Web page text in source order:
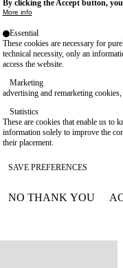
By clicking the Accept button,
More info
Essential
These cookies are necessary for
technical necessity, only an
access the website.
Marketing
advertising and remarketing cookies,
Statistics
These are cookies that enable us to
information solely to improve the
their placement.
SAVE PREFERENCES
NO THANK YOU
WITHDRAW